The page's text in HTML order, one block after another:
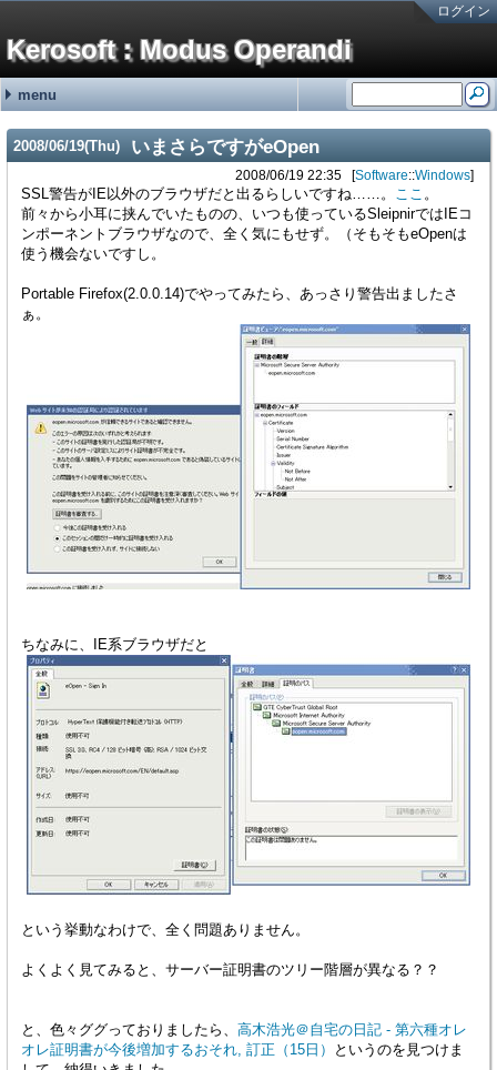
ログイン
Kerosoft : Modus Operandi
menu
最近の記事
#251:
SONYの無線ノイキャンヘッドホン WH-1000XM3の延命措置 (06/19)
#250:
ディスプレイの入力切替イベントを拾う方法メモ (12/31)
#249:
無停電電源装置(UPS)の鉛バッテリーを無料で処分する方法 (10/01)
#248:
アメリカ現地番号のAT&T SIMカードを日本で準備していく方法
#247:
古のRaspberry Piを使ったお手軽デジタルサイネージ (01/31)
最近のコメント
霧ヶ峰REMOTEの機器登録バグの回避方法 金曜が大好きなOL
brother製スキャンツールControlCenter4を直接起動する方法 hy
霧ヶ峰REMOTEの機器登録バグの回避方法 せつこ
霧ヶ峰REMOTEの機器登録バグの回避方法 nn
霧ヶ峰REMOTEの機器登録バグの回避方法 n
タグNetService (15)
adiary (5)
Google (1)
ValueDomain (2)
Sakura (1)
Software (176)
Windows (95)
Macintosh (5)
Linux (69)
VM/ESXi (6)
Languages (13)
Java (2)
Perl (7)
C# (2)
CSS (1)
JavaScript (1)
Hardware (46)
PC (8)
VAIO (7)
Phone (8)
Printer (4)
NAS (1)
HDDRecorder (1)
CarNavi (1)
NetworkSwitch (8)
Raspberry Pi (2)
ThinkPad (2)
Appliances (3)
Mobile (4)
(none) (2)
2008/06/19(Thu) いまさらですがeOpen
2008/06/19 22:35 Software::Windows
SSL警告がIE以外のブラウザだと出るらしいですね……。 ここ 。
前々から小耳に挟んでいたものの、いつも使っているSleipnirではIEコ
ンポーネントブラウザなので、全く気にもせず。（そもそもeOpenは
使う機会ないですし。
Portable Firefox(2.0.0.14)でやってみたら、あっさり警告出ましたさ
ぁ。
ちなみに、IE系ブラウザだと
という挙動なわけで、全く問題ありません。
よくよく見てみると、サーバー証明書のツリー階層が異なる？？
と、色々ググっておりましたら、 高木浩光＠自宅の日記 - 第六種オレ
オレ証明書が今後増加するおそれ, 訂正（15日）
というのを見つけま